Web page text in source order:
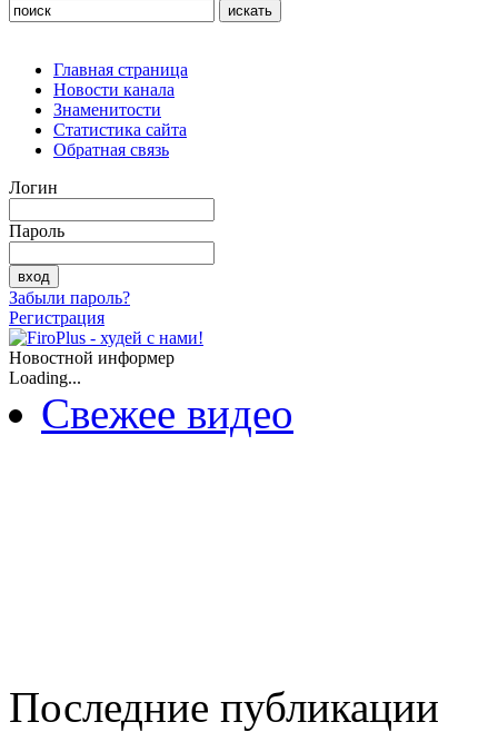
Главная страница
Новости канала
Знаменитости
Статистика сайта
Обратная связь
Логин
Пароль
Забыли пароль?
Регистрация
Новостной информер
Loading...
Свежее видео
Последние публикации